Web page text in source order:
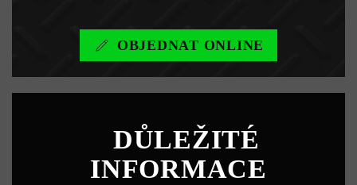
OBJEDNAT ONLINE
DŮLEŽITÉ
INFORMACE